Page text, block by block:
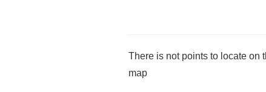
There is not points to locate on
map